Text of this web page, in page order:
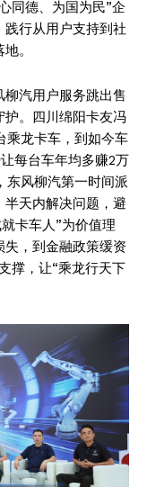
同德、为国为民”企
行从用户支持到社
。
汽用户服务跳出售
护。四川绵阳卡友冯
乘龙卡车，到如今车
每台车年均多赚2万
东风柳汽第一时间派
天内解决问题，避
卡车人”为价值理
，到金融政策缓资
撑，让“乘龙行天下